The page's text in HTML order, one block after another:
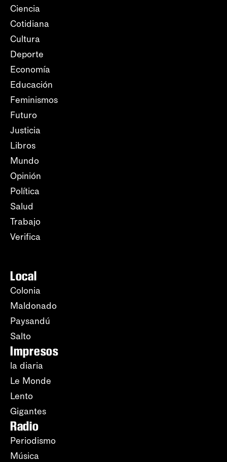
Ciencia
Cotidiana
Cultura
Deporte
Economía
Educación
Feminismos
Futuro
Justicia
Libros
Mundo
Opinión
Política
Salud
Trabajo
Verifica
Local
Colonia
Maldonado
Paysandú
Salto
Impresos
la diaria
Le Monde
Lento
Gigantes
Radio
Periodismo
Música